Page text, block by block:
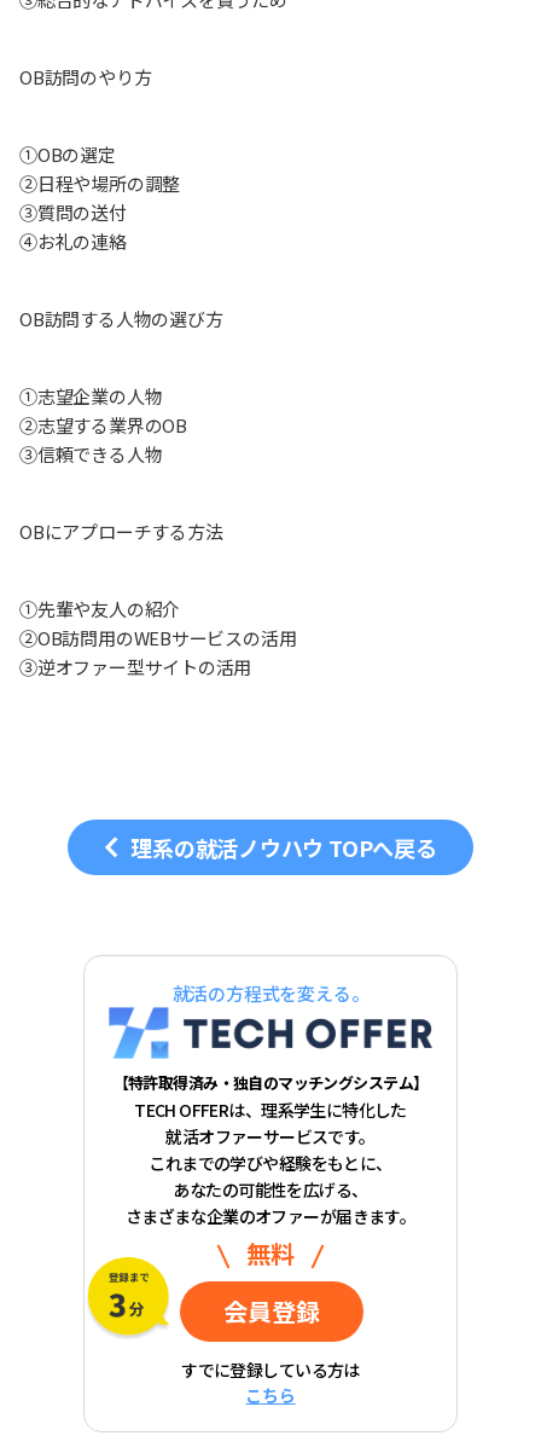
OB訪問のやり方
①OBの選定
②日程や場所の調整
③質問の送付
④お礼の連絡
OB訪問する人物の選び方
①志望企業の人物
②志望する業界のOB
③信頼できる人物
OBにアプローチする方法
①先輩や友人の紹介
②OB訪問用のWEBサービスの活用
③逆オファー型サイトの活用
理系の就活ノウハウ TOPへ戻る
就活の方程式を変える。
【特許取得済み・独自のマッチングシステム】
TECH OFFERは、理系学生に特化した
就活オファーサービスです。
これまでの学びや経験をもとに、
あなたの可能性を広げる、
さまざまな企業のオファーが届きます。
無料
会員登録
すでに登録している方は
こちら